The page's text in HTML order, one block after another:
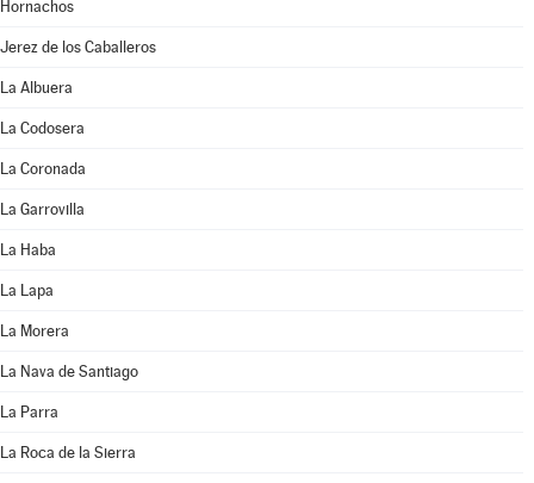
Hornachos
Jerez de los Caballeros
La Albuera
La Codosera
La Coronada
La Garrovilla
La Haba
La Lapa
La Morera
La Nava de Santiago
La Parra
La Roca de la Sierra